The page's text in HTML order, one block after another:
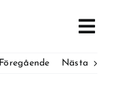
Föregående Nästa